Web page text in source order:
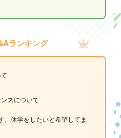
ランキング
スについて
。休学をしたいと希望してま